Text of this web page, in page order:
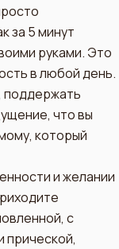
за 5 минут
руками. Это
в любой день.
поддержать
что вы
который
и желании
с
прической,